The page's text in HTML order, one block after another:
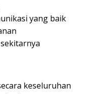
yang baik
keseluruhan